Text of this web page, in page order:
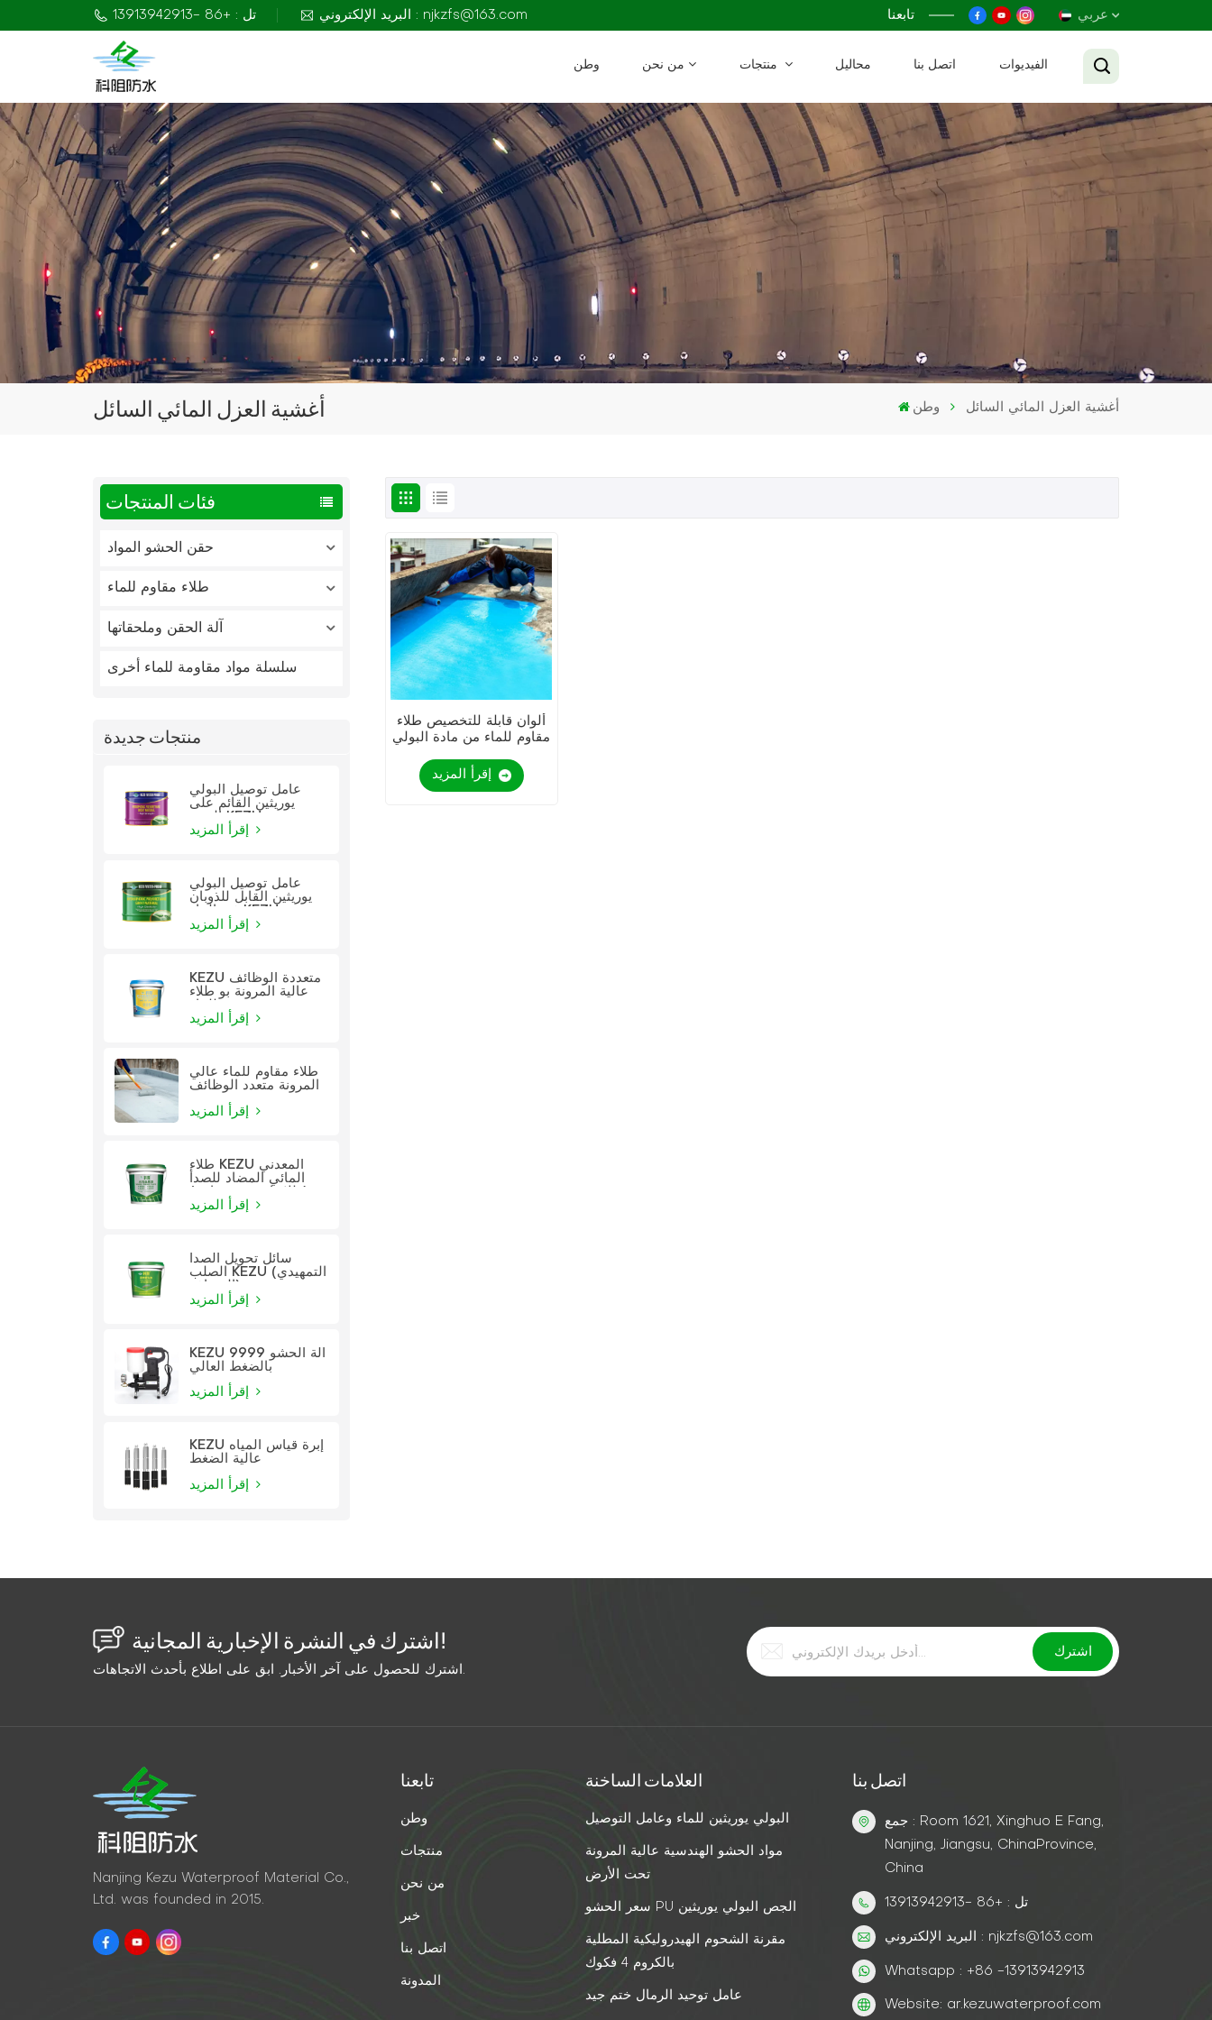
تل : +86 -13913942913 البريد الإلكتروني : njkzfs@163.com تابعنا عربي
Français
Русский
وطن من نحن محاليل اتصل بنا الفيديوات
أغشية العزل المائي السائل وطن أغشية العزل المائي السائل
فئات المنتجات
حقن الحشو المواد
طلاء مقاوم للماء
آلة الحقن وملحقاتها
سلسلة مواد مقاومة للماء أخرى
منتجات جديدة
عامل توصيل البولي
يوريثين القائم على
عامل توصيل البولي
يوريثين القابل للذوبان
KEZU متعددة الوظائف
عالية المرونة بو طلاء
طلاء مقاوم للماء عالي
المرونة متعدد الوظائف
طلاء KEZU المعدني
المائي المضاد للصدأ
سائل تحويل الصدأ
الصلب KEZU (التمهيدي
KEZU 9999 آلة الحشو
بالضغط العالي
KEZU إبرة قياس المياه
عالية الضغط
ألوان قابلة للتخصيص طلاء
مقاوم للماء من مادة البولي
إقرأ المزيد
اشترك في النشرة الإخبارية المجانية!
اشترك للحصول على آخر الأخبار. ابق على اطلاع بأحدث الاتجاهات.
Nanjing Kezu Waterproof Material Co.,
Ltd. was founded in 2015.
تابعنا
وطن
منتجات
من نحن
خبر
اتصل بنا
المدونة
العلامات الساخنة
البولي يوريثين للماء وعامل التوصيل
مواد الحشو الهندسية عالية المرونة
تحت الأرض
سعر الحشو PU الجص البولي يوريثين
مقرنة الشحوم الهيدروليكية المطلية
بالكروم 4 فكوك
عامل توحيد الرمال ختم جيد
اتصل بنا
جمع : Room 1621, Xinghuo E Fang,
Nanjing, Jiangsu, ChinaProvince,
China
تل : +86 -13913942913
البريد الإلكتروني : njkzfs@163.com
Whatsapp : +86 -13913942913
Website: ar.kezuwaterproof.com